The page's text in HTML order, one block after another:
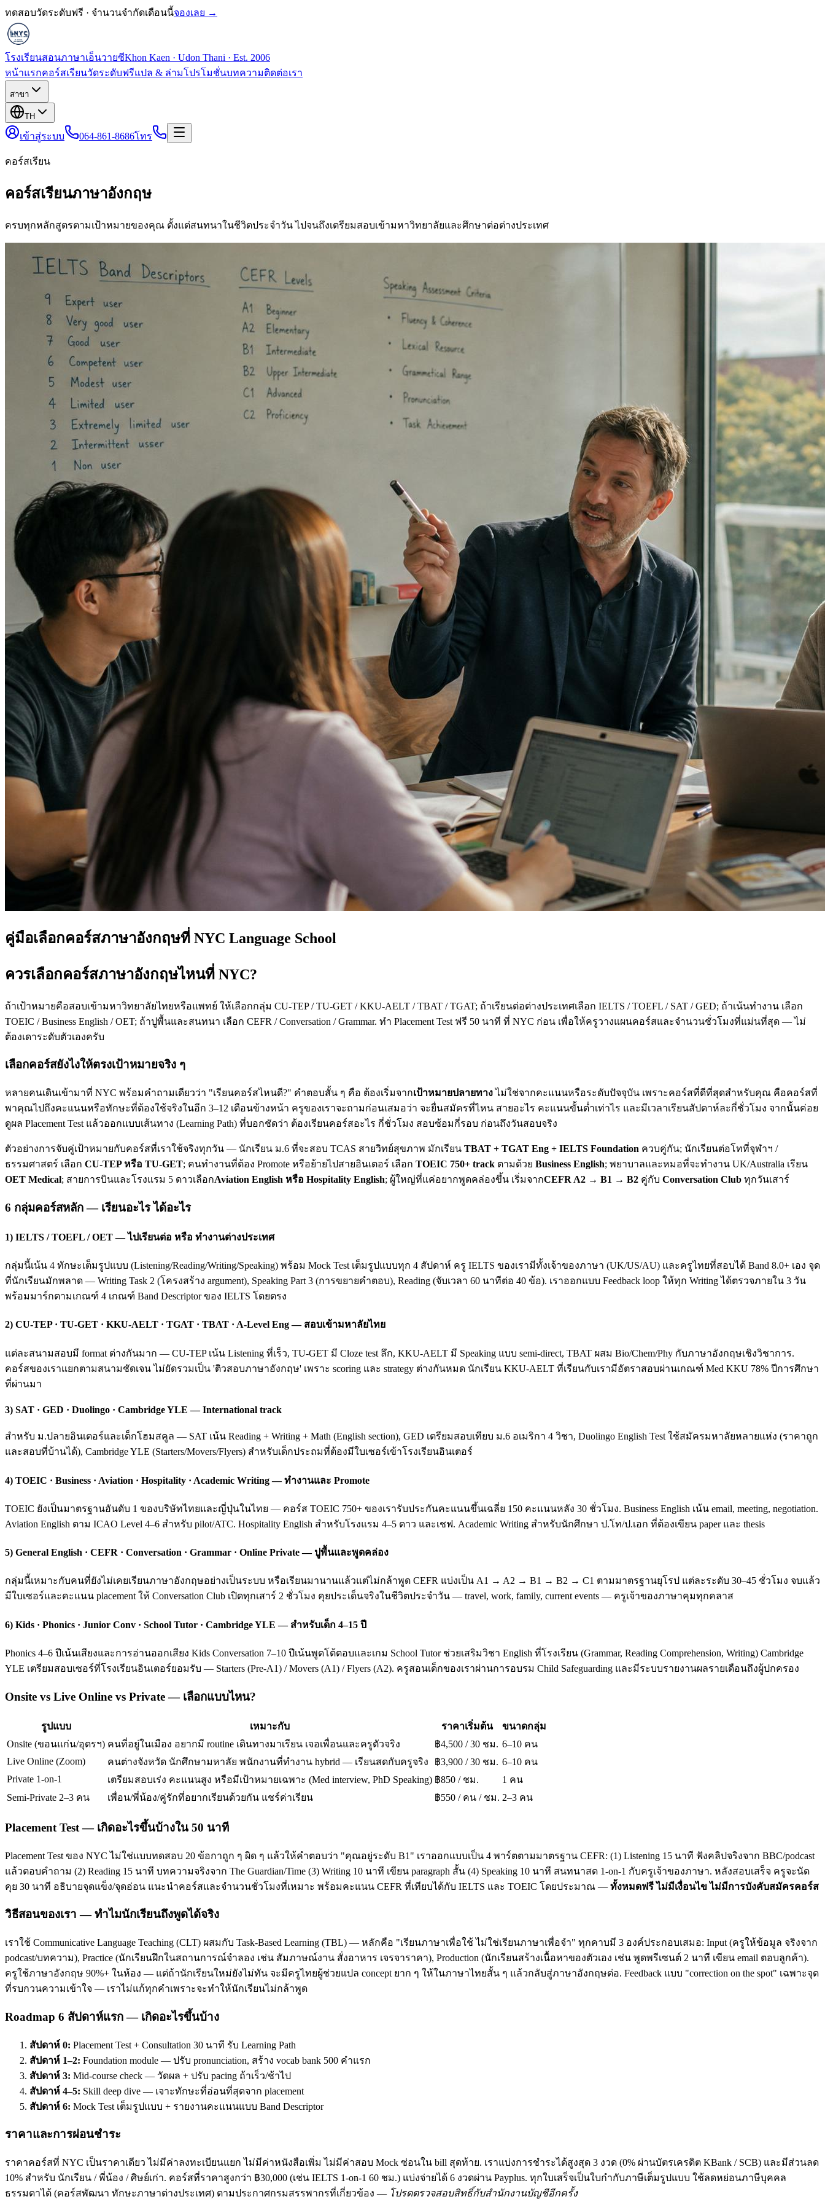
ทดสอบวัดระดับฟรี · จำนวนจำกัดเดือนนี้จองเลย →
โรงเรียนสอนภาษาเอ็นวายซีKhon Kaen · Udon Thani · Est. 2006
หน้าแรกคอร์สเรียนวัดระดับฟรีแปล & ล่ามโปรโมชั่นบทความติดต่อเรา
สาขา
TH
เข้าสู่ระบบ 064-861-8686โทร
คอร์สเรียน
คอร์สเรียนภาษาอังกฤษ
ครบทุกหลักสูตรตามเป้าหมายของคุณ ตั้งแต่สนทนาในชีวิตประจำวัน ไปจนถึงเตรียมสอบเข้ามหาวิทยาลัยและศึกษาต่อต่างประเทศ
คู่มือเลือกคอร์สภาษาอังกฤษที่ NYC Language School
ควรเลือกคอร์สภาษาอังกฤษไหนที่ NYC?
ถ้าเป้าหมายคือสอบเข้ามหาวิทยาลัยไทยหรือแพทย์ ให้เลือกกลุ่ม CU-TEP / TU-GET / KKU-AELT / TBAT / TGAT; ถ้าเรียนต่อต่างประเทศเลือก IELTS / TOEFL / SAT / GED; ถ้าเน้นทำงาน เลือก
TOEIC / Business English / OET; ถ้าปูพื้นและสนทนา เลือก CEFR / Conversation / Grammar. ทำ Placement Test ฟรี 50 นาที ที่ NYC ก่อน เพื่อให้ครูวางแผนคอร์สและจำนวนชั่วโมงที่แม่นที่สุด — ไม่
ต้องเดาระดับตัวเองครับ
เลือกคอร์สยังไงให้ตรงเป้าหมายจริง ๆ
หลายคนเดินเข้ามาที่ NYC พร้อมคำถามเดียวว่า "เรียนคอร์สไหนดี?" คำตอบสั้น ๆ คือ ต้องเริ่มจากเป้าหมายปลายทางไม่ใช่จากคะแนนหรือระดับปัจจุบัน เพราะคอร์สที่ดีที่สุดสำหรับคุณ คือคอร์สที่
พาคุณไปถึงคะแนนหรือทักษะที่ต้องใช้จริงในอีก 3–12 เดือนข้างหน้า ครูของเราจะถามก่อนเสมอว่า จะยื่นสมัครที่ไหน สายอะไร คะแนนขั้นต่ำเท่าไร และมีเวลาเรียนสัปดาห์ละกี่ชั่วโมง จากนั้นค่อย
ดูผล Placement Test แล้วออกแบบเส้นทาง (Learning Path) ที่บอกชัดว่า ต้องเรียนคอร์สอะไร กี่ชั่วโมง สอบซ้อมกี่รอบ ก่อนถึงวันสอบจริง
ตัวอย่างการจับคู่เป้าหมายกับคอร์สที่เราใช้จริงทุกวัน — นักเรียน ม.6 ที่จะสอบ TCAS สายวิทย์สุขภาพ มักเรียน TBAT + TGAT Eng + IELTS Foundation ควบคู่กัน; นักเรียนต่อโทที่จุฬาฯ /
ธรรมศาสตร์ เลือก CU-TEP หรือ TU-GET; คนทำงานที่ต้อง Promote หรือย้ายไปสายอินเตอร์ เลือก TOEIC 750+ track ตามด้วย Business English; พยาบาลและหมอที่จะทำงาน UK/Australia เรียน
OET Medical; สายการบินและโรงแรม 5 ดาวเลือกAviation English หรือ Hospitality English; ผู้ใหญ่ที่แค่อยากพูดคล่องขึ้น เริ่มจากCEFR A2 → B1 → B2 คู่กับ Conversation Club ทุกวันเสาร์
6 กลุ่มคอร์สหลัก — เรียนอะไร ได้อะไร
1) IELTS / TOEFL / OET — ไปเรียนต่อ หรือ ทำงานต่างประเทศ
กลุ่มนี้เน้น 4 ทักษะเต็มรูปแบบ (Listening/Reading/Writing/Speaking) พร้อม Mock Test เต็มรูปแบบทุก 4 สัปดาห์ ครู IELTS ของเรามีทั้งเจ้าของภาษา (UK/US/AU) และครูไทยที่สอบได้ Band 8.0+ เอง จุด
ที่นักเรียนมักพลาด — Writing Task 2 (โครงสร้าง argument), Speaking Part 3 (การขยายคำตอบ), Reading (จับเวลา 60 นาทีต่อ 40 ข้อ). เราออกแบบ Feedback loop ให้ทุก Writing ได้ตรวจภายใน 3 วัน
พร้อมมาร์กตามเกณฑ์ 4 เกณฑ์ Band Descriptor ของ IELTS โดยตรง
2) CU-TEP · TU-GET · KKU-AELT · TGAT · TBAT · A-Level Eng — สอบเข้ามหาลัยไทย
แต่ละสนามสอบมี format ต่างกันมาก — CU-TEP เน้น Listening ที่เร็ว, TU-GET มี Cloze test ลึก, KKU-AELT มี Speaking แบบ semi-direct, TBAT ผสม Bio/Chem/Phy กับภาษาอังกฤษเชิงวิชาการ.
คอร์สของเราแยกตามสนามชัดเจน ไม่ยัดรวมเป็น 'ติวสอบภาษาอังกฤษ' เพราะ scoring และ strategy ต่างกันหมด นักเรียน KKU-AELT ที่เรียนกับเรามีอัตราสอบผ่านเกณฑ์ Med KKU 78% ปีการศึกษา
ที่ผ่านมา
3) SAT · GED · Duolingo · Cambridge YLE — International track
สำหรับ ม.ปลายอินเตอร์และเด็กโฮมสคูล — SAT เน้น Reading + Writing + Math (English section), GED เตรียมสอบเทียบ ม.6 อเมริกา 4 วิชา, Duolingo English Test ใช้สมัครมหาลัยหลายแห่ง (ราคาถูก
และสอบที่บ้านได้), Cambridge YLE (Starters/Movers/Flyers) สำหรับเด็กประถมที่ต้องมีใบเซอร์เข้าโรงเรียนอินเตอร์
4) TOEIC · Business · Aviation · Hospitality · Academic Writing — ทำงานและ Promote
TOEIC ยังเป็นมาตรฐานอันดับ 1 ของบริษัทไทยและญี่ปุ่นในไทย — คอร์ส TOEIC 750+ ของเรารับประกันคะแนนขึ้นเฉลี่ย 150 คะแนนหลัง 30 ชั่วโมง. Business English เน้น email, meeting, negotiation.
Aviation English ตาม ICAO Level 4–6 สำหรับ pilot/ATC. Hospitality English สำหรับโรงแรม 4–5 ดาว และเชฟ. Academic Writing สำหรับนักศึกษา ป.โท/ป.เอก ที่ต้องเขียน paper และ thesis
5) General English · CEFR · Conversation · Grammar · Online Private — ปูพื้นและพูดคล่อง
กลุ่มนี้เหมาะกับคนที่ยังไม่เคยเรียนภาษาอังกฤษอย่างเป็นระบบ หรือเรียนมานานแล้วแต่ไม่กล้าพูด CEFR แบ่งเป็น A1 → A2 → B1 → B2 → C1 ตามมาตรฐานยุโรป แต่ละระดับ 30–45 ชั่วโมง จบแล้ว
มีใบเซอร์และคะแนน placement ให้ Conversation Club เปิดทุกเสาร์ 2 ชั่วโมง คุยประเด็นจริงในชีวิตประจำวัน — travel, work, family, current events — ครูเจ้าของภาษาคุมทุกคลาส
6) Kids · Phonics · Junior Conv · School Tutor · Cambridge YLE — สำหรับเด็ก 4–15 ปี
Phonics 4–6 ปีเน้นเสียงและการอ่านออกเสียง Kids Conversation 7–10 ปีเน้นพูดโต้ตอบและเกม School Tutor ช่วยเสริมวิชา English ที่โรงเรียน (Grammar, Reading Comprehension, Writing) Cambridge
YLE เตรียมสอบเซอร์ที่โรงเรียนอินเตอร์ยอมรับ — Starters (Pre-A1) / Movers (A1) / Flyers (A2). ครูสอนเด็กของเราผ่านการอบรม Child Safeguarding และมีระบบรายงานผลรายเดือนถึงผู้ปกครอง
Onsite vs Live Online vs Private — เลือกแบบไหน?
รูปแบบ เหมาะกับ ราคาเริ่มต้น
ขนาดกลุ่ม
Onsite (ขอนแก่น/อุดรฯ) คนที่อยู่ในเมือง อยากมี routine เดินทางมาเรียน เจอเพื่อนและครูตัวจริง ฿4,500 / 30 ชม. 6–10 คน
Live Online (Zoom)
คนต่างจังหวัด นักศึกษามหาลัย พนักงานที่ทำงาน hybrid — เรียนสดกับครูจริง ฿3,900 / 30 ชม. 6–10 คน
Private 1-on-1
เตรียมสอบเร่ง คะแนนสูง หรือมีเป้าหมายเฉพาะ (Med interview, PhD Speaking) ฿850 / ชม.
1 คน
Semi-Private 2–3 คน
เพื่อน/พี่น้อง/คู่รักที่อยากเรียนด้วยกัน แชร์ค่าเรียน ฿550 / คน / ชม. 2–3 คน
Placement Test — เกิดอะไรขึ้นบ้างใน 50 นาที
Placement Test ของ NYC ไม่ใช่แบบทดสอบ 20 ข้อกาถูก ๆ ผิด ๆ แล้วให้คำตอบว่า "คุณอยู่ระดับ B1" เราออกแบบเป็น 4 พาร์ตตามมาตรฐาน CEFR: (1) Listening 15 นาที ฟังคลิปจริงจาก BBC/podcast
แล้วตอบคำถาม (2) Reading 15 นาที บทความจริงจาก The Guardian/Time (3) Writing 10 นาที เขียน paragraph สั้น (4) Speaking 10 นาที สนทนาสด 1-on-1 กับครูเจ้าของภาษา. หลังสอบเสร็จ ครูจะนัด
คุย 30 นาที อธิบายจุดแข็ง/จุดอ่อน แนะนำคอร์สและจำนวนชั่วโมงที่เหมาะ พร้อมคะแนน CEFR ที่เทียบได้กับ IELTS และ TOEIC โดยประมาณ — ทั้งหมดฟรี ไม่มีเงื่อนไข ไม่มีการบังคับสมัครคอร์ส
วิธีสอนของเรา — ทำไมนักเรียนถึงพูดได้จริง
เราใช้ Communicative Language Teaching (CLT) ผสมกับ Task-Based Learning (TBL) — หลักคือ "เรียนภาษาเพื่อใช้ ไม่ใช่เรียนภาษาเพื่อจำ" ทุกคาบมี 3 องค์ประกอบเสมอ: Input (ครูให้ข้อมูล จริงจาก
podcast/บทความ), Practice (นักเรียนฝึกในสถานการณ์จำลอง เช่น สัมภาษณ์งาน สั่งอาหาร เจรจาราคา), Production (นักเรียนสร้างเนื้อหาของตัวเอง เช่น พูดพรีเซนต์ 2 นาที เขียน email ตอบลูกค้า).
ครูใช้ภาษาอังกฤษ 90%+ ในห้อง — แต่ถ้านักเรียนใหม่ยังไม่ทัน จะมีครูไทยผู้ช่วยแปล concept ยาก ๆ ให้ในภาษาไทยสั้น ๆ แล้วกลับสู่ภาษาอังกฤษต่อ. Feedback แบบ "correction on the spot" เฉพาะจุด
ที่รบกวนความเข้าใจ — เราไม่แก้ทุกคำเพราะจะทำให้นักเรียนไม่กล้าพูด
Roadmap 6 สัปดาห์แรก — เกิดอะไรขึ้นบ้าง
สัปดาห์ 0: Placement Test + Consultation 30 นาที รับ Learning Path
สัปดาห์ 1–2: Foundation module — ปรับ pronunciation, สร้าง vocab bank 500 คำแรก
สัปดาห์ 3: Mid-course check — วัดผล + ปรับ pacing ถ้าเร็ว/ช้าไป
สัปดาห์ 4–5: Skill deep dive — เจาะทักษะที่อ่อนที่สุดจาก placement
สัปดาห์ 6: Mock Test เต็มรูปแบบ + รายงานคะแนนแบบ Band Descriptor
ราคาและการผ่อนชำระ
ราคาคอร์สที่ NYC เป็นราคาเดียว ไม่มีค่าลงทะเบียนแยก ไม่มีค่าหนังสือเพิ่ม ไม่มีค่าสอบ Mock ซ่อนใน bill สุดท้าย. เราแบ่งการชำระได้สูงสุด 3 งวด (0% ผ่านบัตรเครดิต KBank / SCB) และมีส่วนลด
10% สำหรับ นักเรียน / พี่น้อง / ศิษย์เก่า. คอร์สที่ราคาสูงกว่า ฿30,000 (เช่น IELTS 1-on-1 60 ชม.) แบ่งจ่ายได้ 6 งวดผ่าน Payplus. ทุกใบเสร็จเป็นใบกำกับภาษีเต็มรูปแบบ ใช้ลดหย่อนภาษีบุคคล
ธรรมดาได้ (คอร์สพัฒนา ทักษะภาษาต่างประเทศ) ตามประกาศกรมสรรพากรที่เกี่ยวข้อง — โปรดตรวจสอบสิทธิ์กับสำนักงานบัญชีอีกครั้ง